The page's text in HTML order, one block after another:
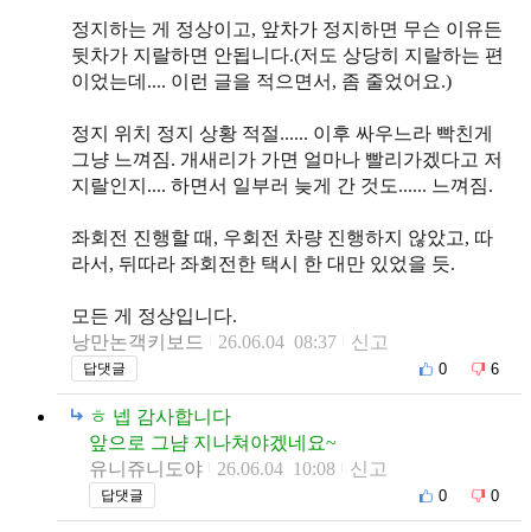
정지하는 게 정상이고, 앞차가 정지하면 무슨 이유든
뒷차가 지랄하면 안됩니다.(저도 상당히 지랄하는 편
이었는데.... 이런 글을 적으면서, 좀 줄었어요.)
정지 위치 정지 상황 적절...... 이후 싸우느라 빡친게
그냥 느껴짐. 개새리가 가면 얼마나 빨리가겠다고 저
지랄인지.... 하면서 일부러 늦게 간 것도...... 느껴짐.
좌회전 진행할 때, 우회전 차량 진행하지 않았고, 따
라서, 뒤따라 좌회전한 택시 한 대만 있었을 듯.
모든 게 정상입니다.
낭만논객키보드
26.06.04 08:37 신고
답댓글 0 6
ㅎ 넵 감사합니다
앞으로 그냠 지나쳐야겠네요~
유니쥬니도야
26.06.04 10:08 신고
답댓글 0 0